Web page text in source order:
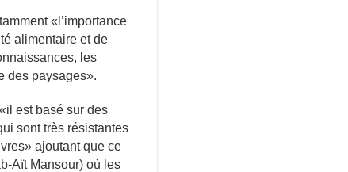
«l’importance
alimentaire et de
les
des paysages».
est basé sur des
sont très résistantes
ajoutant que ce
Aït Mansour) où les